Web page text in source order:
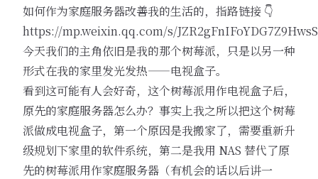
如何作为家庭服务器改善我的生活的，指路链接 👇
https://mp.weixin.qq.com/s/
今天我们的主角依旧是我的那个树莓派，只是以另一种
形式在我的家里发光发热——电视盒子。
看到这可能有人会好奇，这个树莓派用作电视盒子后，
原先的家庭服务器怎么办？事实上我之所以把这个树莓
派做成电视盒子，第一个原因是我搬家了，需要重新升
级规划下家里的软件系统，第二是我用 NAS 替代了原
先的树莓派用作家庭服务器（有机会的话以后讲一